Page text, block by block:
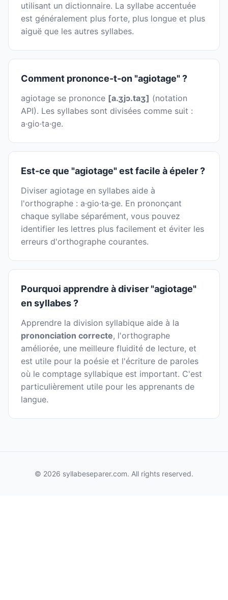
utilisant un dictionnaire. La syllabe accentuée
est généralement plus forte, plus longue et plus
aiguë que les autres syllabes.
Comment prononce-t-on "agiotage" ?
agiotage se prononce [a.ʒjɔ.taʒ] (notation
API). Les syllabes sont divisées comme suit :
a·gio·ta·ge.
Est-ce que "agiotage" est facile à épeler ?
Diviser agiotage en syllabes aide à
l'orthographe : a·gio·ta·ge. En prononçant
chaque syllabe séparément, vous pouvez
identifier les lettres plus facilement et éviter les
erreurs d'orthographe courantes.
Pourquoi apprendre à diviser "agiotage"
en syllabes ?
Apprendre la division syllabique aide à la
prononciation correcte, l'orthographe
améliorée, une meilleure fluidité de lecture, et
est utile pour la poésie et l'écriture de paroles
où le comptage syllabique est important. C'est
particulièrement utile pour les apprenants de
langue.
© 2026 syllabeseparer.com. All rights reserved.